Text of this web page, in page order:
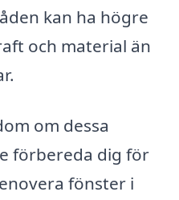
kan ha högre
och material än
om dessa
förbereda dig för
fönster i